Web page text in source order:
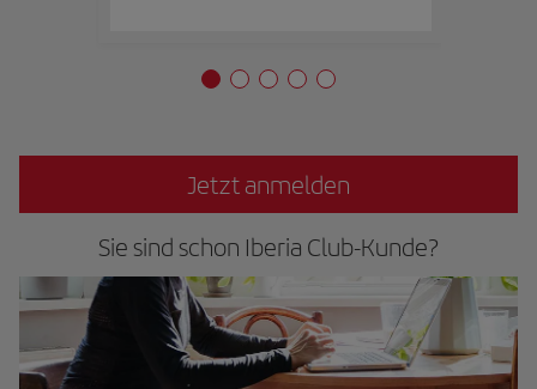
Jetzt anmelden
Sie sind schon Iberia Club-Kunde?